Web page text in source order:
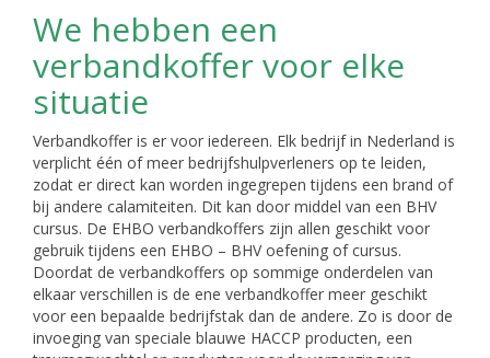
We hebben een
verbandkoffer voor elke
situatie
Verbandkoffer is er voor iedereen. Elk bedrijf in Nederland is
verplicht één of meer bedrijfshulpverleners op te leiden,
zodat er direct kan worden ingegrepen tijdens een brand of
bij andere calamiteiten. Dit kan door middel van een BHV
cursus. De EHBO verbandkoffers zijn allen geschikt voor
gebruik tijdens een EHBO – BHV oefening of cursus.
Doordat de verbandkoffers op sommige onderdelen van
elkaar verschillen is de ene verbandkoffer meer geschikt
voor een bepaalde bedrijfstak dan de andere. Zo is door de
invoeging van speciale blauwe HACCP producten, een